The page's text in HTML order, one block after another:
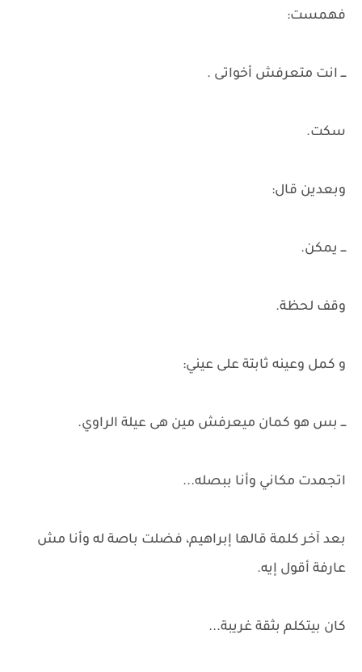
فهمست:
ـــ انت متعرفش أخواتى .
سكت.
وبعدين قال:
ـــ يمكن.
وقف لحظة.
و كمل وعينه ثابتة على عيني:
ـــ بس هو كمان ميعرفش مين هى عيلة الراوي.
اتجمدت مكاني وأنا ببصله...
بعد آخر كلمة قالها إبراهيم، فضلت باصة له وأنا مش
عارفة أقول إيه.
كان بيتكلم بثقة غريبة...